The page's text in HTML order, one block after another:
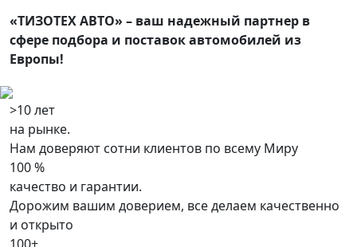
«ТИЗОТЕХ АВТО» – ваш надежный партнер в
сфере подбора и поставок автомобилей из
Европы!
>10 лет
на рынке.
Нам доверяют сотни клиентов по всему Миру
100 %
качество и гарантии.
Дорожим вашим доверием, все делаем качественно
и открыто